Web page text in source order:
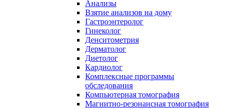
Анализы
Взятие анализов на дому
Гастроэнтеролог
Гинеколог
Денситометрия
Дерматолог
Диетолог
Кардиолог
Комплексные программы
обследования
Компьютерная томография
Магнитно-резонансная томография